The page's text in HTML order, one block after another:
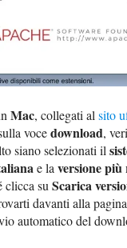
Mac, collegati alsito
vocedownload,
siano selezionati il
e laversione più
clicca suScarica
davanti alla
automatico del